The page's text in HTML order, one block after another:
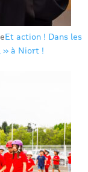
Et action ! Dans les
» à Niort !